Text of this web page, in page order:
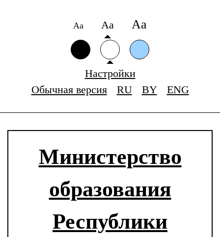
Аа Аа Аа
Настройки
Обычная версия
RU BY ENG
Министерство
образования
Республики